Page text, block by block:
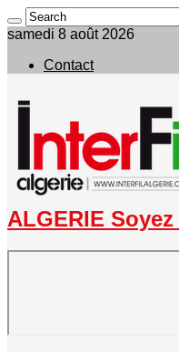
samedi 8 août 2026
Contact
ALGERIE